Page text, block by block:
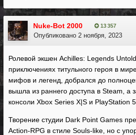
Nuke-Bot 2000 13 357
Опубликовано 2 ноября, 2023
Ролевой экшен Achilles: Legends
приключениях титульного героя в
мифов и легенд, добрался до
вышла из раннего доступа в Steam, а
консоли Xbox Series X|S и PlayStation 5.
Творение студии Dark Point Games
Action-RPG в стиле Souls-like, но с